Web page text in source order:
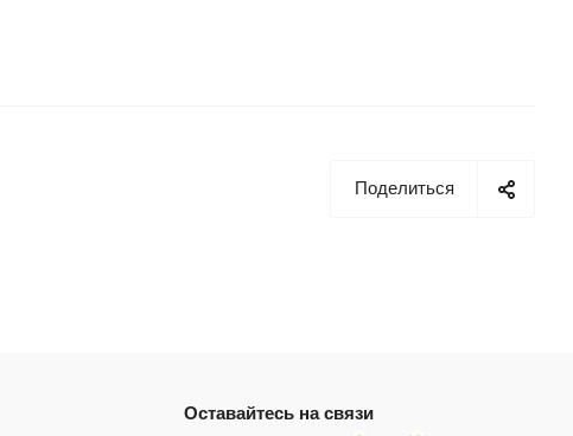
Поделиться
Оставайтесь на связи